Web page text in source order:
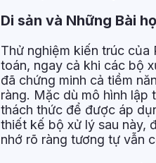
Di sản và Những Bài
Thử nghiệm kiến trúc của
toán, ngay cả khi các bộ
đã chứng minh cả tiềm
ràng. Mặc dù mô hình
thách thức để được áp
thiết kế bộ xử lý sau này,
nhớ rõ ràng tương tự vẫn